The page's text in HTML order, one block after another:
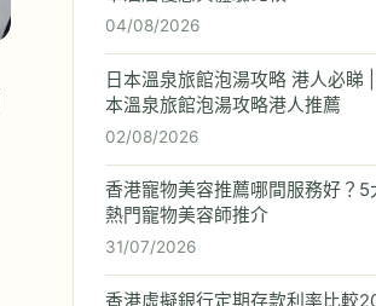
04/08/2026
日本溫泉旅館泡湯攻略 港人必睇 |
本溫泉旅館泡湯攻略港人推薦
02/08/2026
香港寵物美容推薦哪間服務好？5
熱門寵物美容師推介
31/07/2026
香港虛擬銀行定期存款利率比較